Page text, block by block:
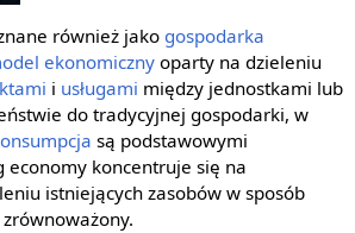
również jako gospodarka
ekonomicznyoparty na dzieleniu
i usługami między jednostkami lub
do tradycyjnej gospodarki, w
są podstawowymi
economy koncentruje się na
istniejących zasobów w sposób